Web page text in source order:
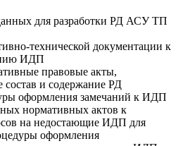
для разработки РД АСУ ТП
технической документации к
ИДП
правовые акты,
и содержание РД
оформления замечаний к ИДП
нормативных актов к
на недостающие ИДП для
оформления